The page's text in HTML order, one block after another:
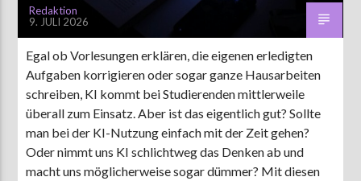
Redaktion
9. JULI 2026
Egal ob Vorlesungen erklären, die eigenen erledigten
Aufgaben korrigieren oder sogar ganze Hausarbeiten
schreiben, KI kommt bei Studierenden mittlerweile
überall zum Einsatz. Aber ist das eigentlich gut? Sollte
man bei der KI-Nutzung einfach mit der Zeit gehen?
Oder nimmt uns KI schlichtweg das Denken ab und
macht uns möglicherweise sogar dümmer? Mit diesen